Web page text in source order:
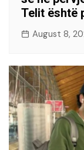
Telit është
August 8,